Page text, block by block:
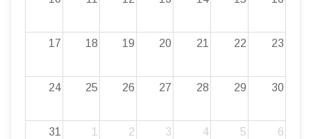
17 18 19 20 21 22 23
24 25 26 27 28 29 30
31 1 2 3 4 5 6